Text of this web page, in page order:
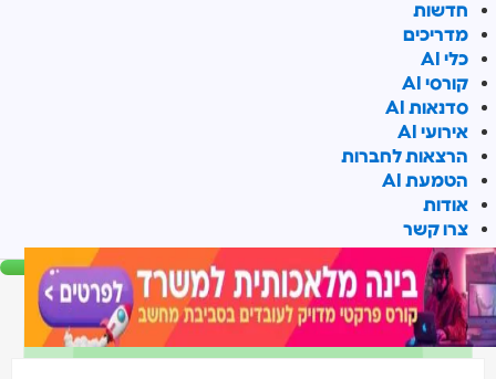
חדשות
מדריכים
כלי AI
קורסי AI
סדנאות AI
אירועי AI
הרצאות לחברות
הטמעת AI
אודות
צרו קשר